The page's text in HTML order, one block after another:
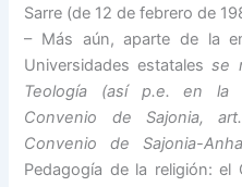
Sarre (de 12 de febrero de
– Más aún, aparte de la
Universidades estatalesse
Teología (así p.e. en la
Convenio de Sajonia,
Convenio de Sajonia-
Pedagogía de la religión: el